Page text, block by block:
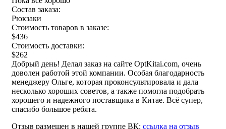
Состав заказа:
Рюкзаки
Стоимость товаров в заказе:
$436
Стоимость доставки:
$262
Добрый день! Делал заказ на сайте OptKitai.com, очень
доволен работой этой компании. Особая благодарность
менеджеру Ольге, которая проконсультировала и дала
несколько хороших советов, а также помогла подобрать
хорошего и надежного поставщика в Китае. Всё супер,
спасибо большое ребята.
Отзыв размещен в нашей группе ВК: ссылка на отзыв